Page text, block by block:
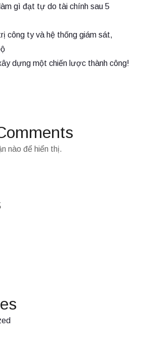
gì đạt tự do tài chính sau 5
công ty và hệ thống giám sát,
dựng một chiến lược thành công!
nào để hiển thị.